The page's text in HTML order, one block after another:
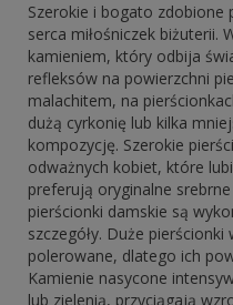
Szerokie i bogato zdobione
serca miłośniczek biżuterii.
kamieniem, który odbija
refleksów na powierzchni
malachitem, na
dużą cyrkonię lub kilka
kompozycję. Szerokie
odważnych kobiet, które
preferują oryginalne
pierścionki damskie są
szczegóły. Duże
polerowane, dlatego ich
Kamienie nasycone
lub zielenią, przyciągają